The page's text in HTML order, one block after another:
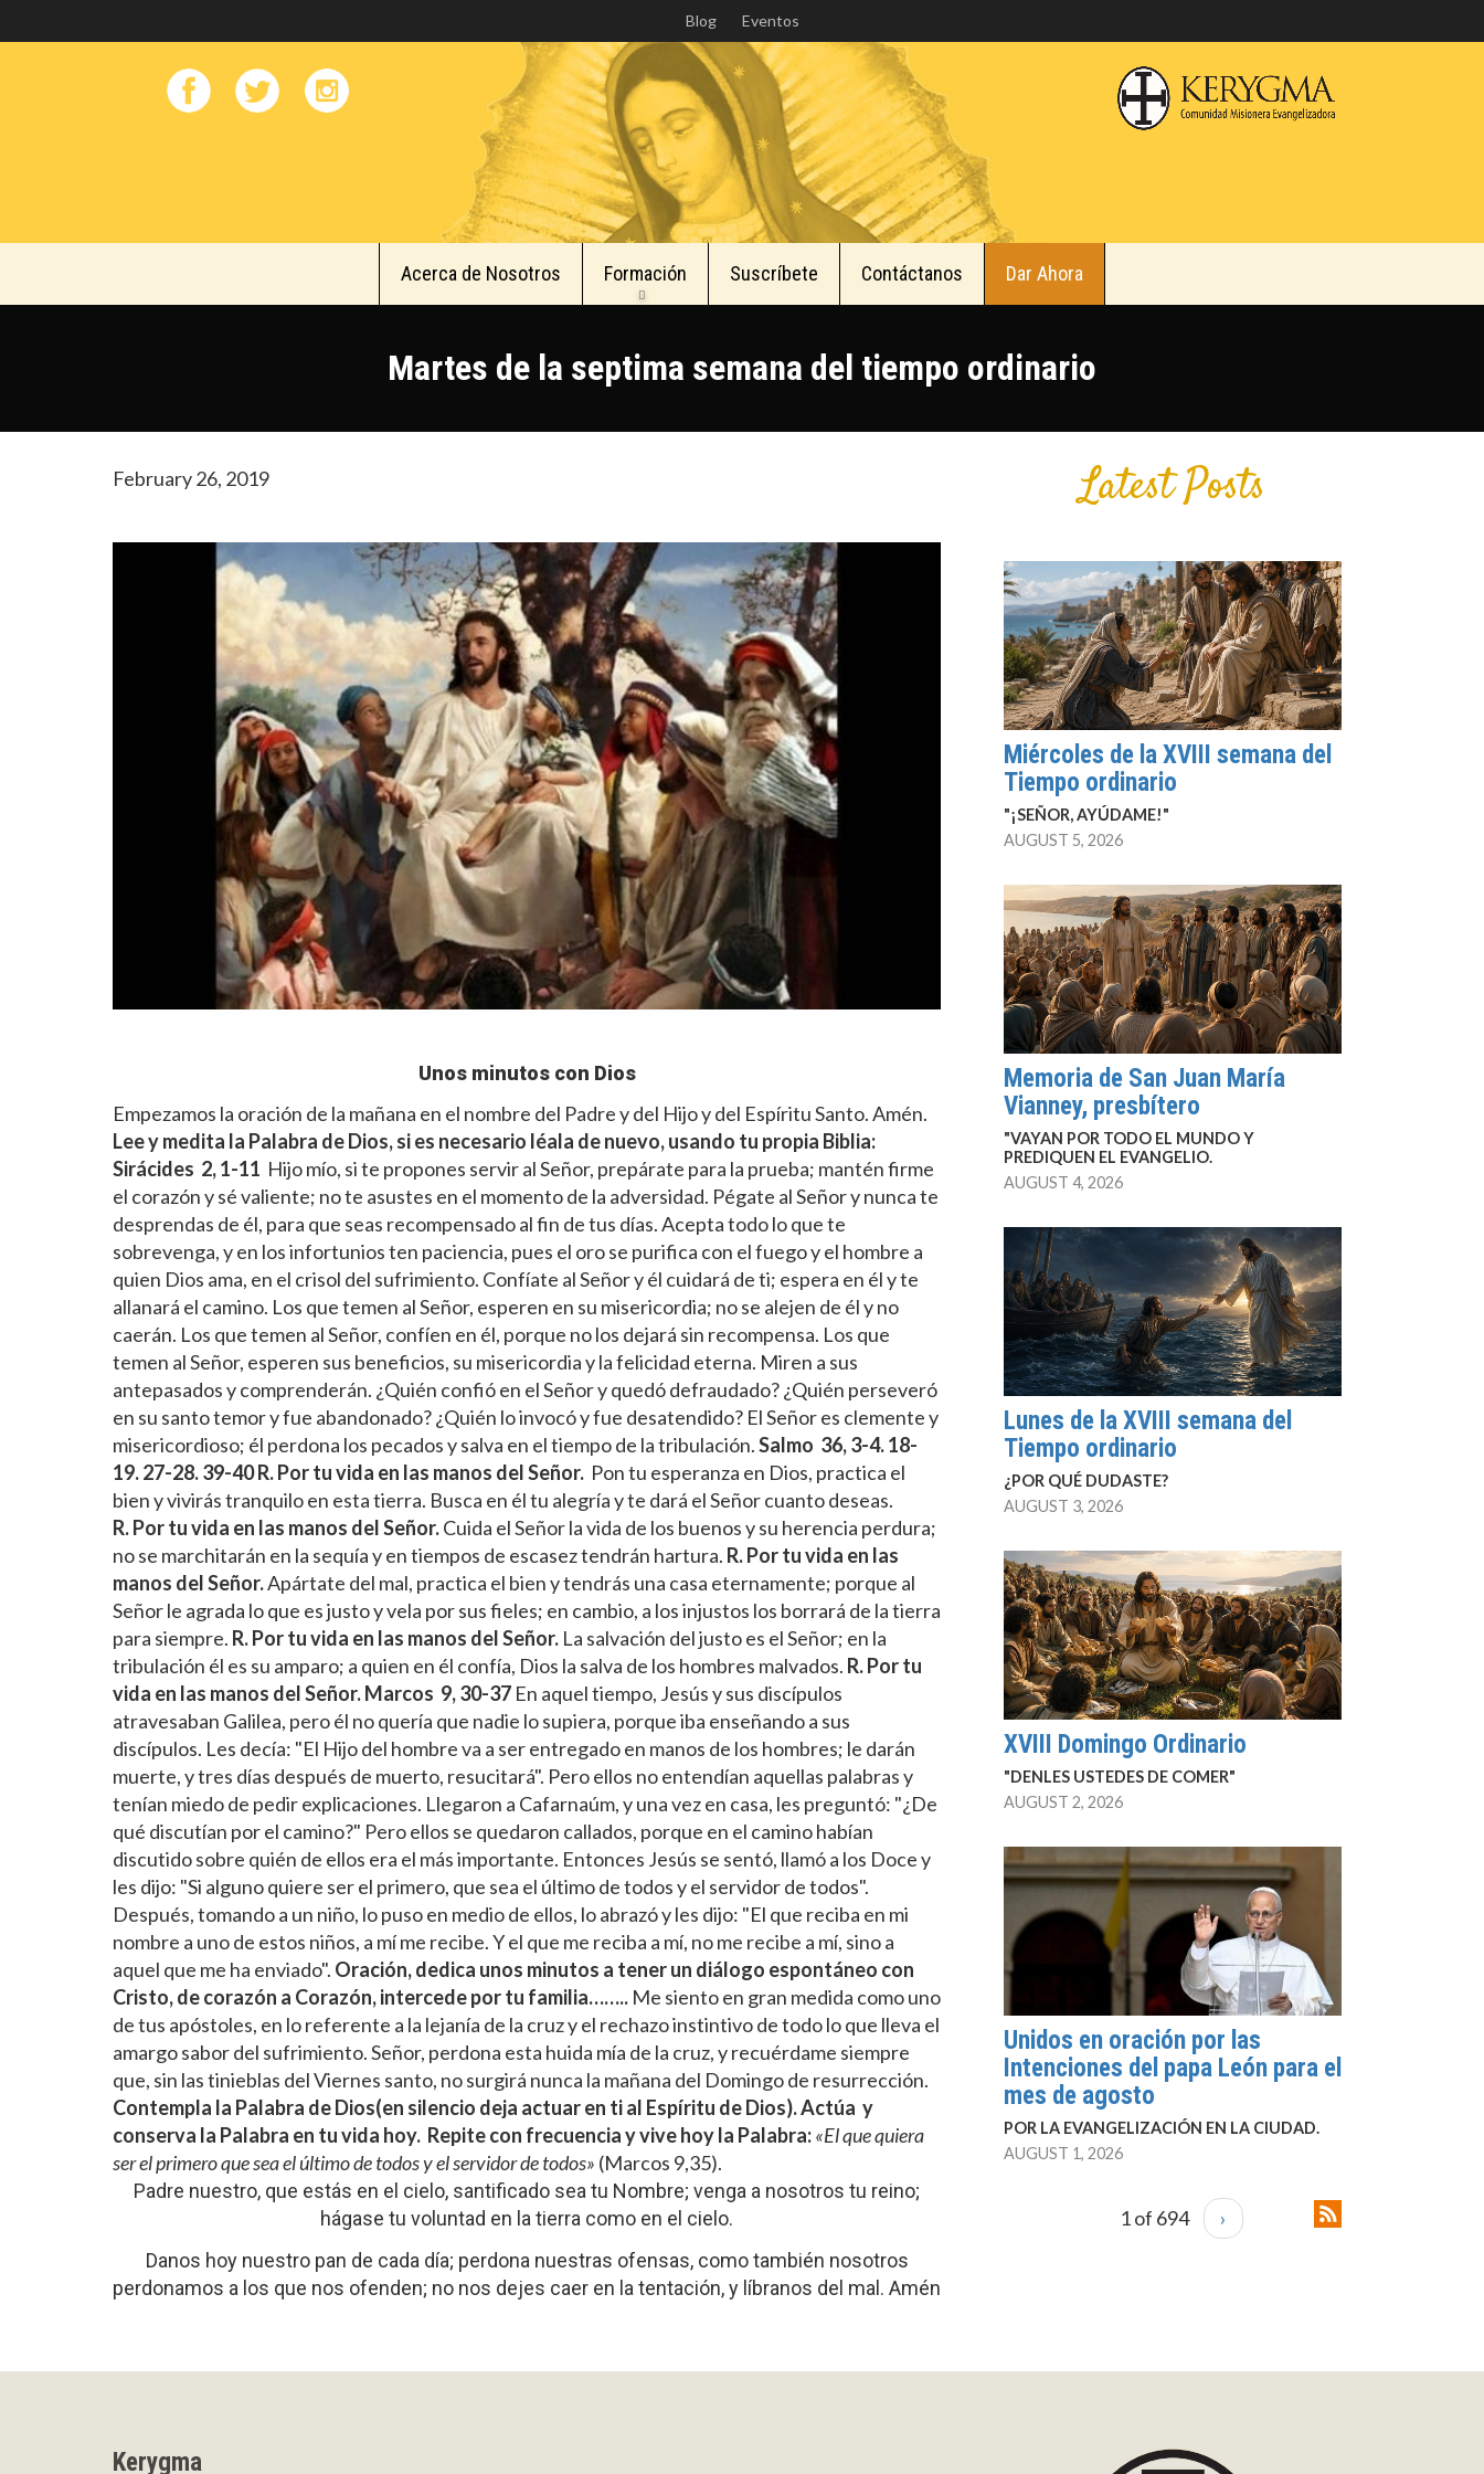
Skip
to
main
content
Blog Eventos
Acerca de Nosotros Formación Suscríbete Contáctanos Dar Ahora
Martes de la septima semana del tiempo ordinario
February 26, 2019
Unos minutos con Dios
Empezamos la oración de la mañana en el nombre del Padre y del Hijo y del Espíritu Santo. Amén.
Lee y medita la Palabra de Dios, si es necesario léala de nuevo, usando tu propia Biblia:
Sirácides 2, 1-11 Hijo mío, si te propones servir al Señor, prepárate para la prueba; mantén firme
el corazón y sé valiente; no te asustes en el momento de la adversidad. Pégate al Señor y nunca te
desprendas de él, para que seas recompensado al fin de tus días. Acepta todo lo que te
sobrevenga, y en los infortunios ten paciencia, pues el oro se purifica con el fuego y el hombre a
quien Dios ama, en el crisol del sufrimiento. Confíate al Señor y él cuidará de ti; espera en él y te
allanará el camino. Los que temen al Señor, esperen en su misericordia; no se alejen de él y no
caerán. Los que temen al Señor, confíen en él, porque no los dejará sin recompensa. Los que
temen al Señor, esperen sus beneficios, su misericordia y la felicidad eterna. Miren a sus
antepasados y comprenderán. ¿Quién confió en el Señor y quedó defraudado? ¿Quién perseveró
en su santo temor y fue abandonado? ¿Quién lo invocó y fue desatendido? El Señor es clemente y
misericordioso; él perdona los pecados y salva en el tiempo de la tribulación.Salmo 36, 3-4. 18-
19. 27-28. 39-40R. Por tu vida en las manos del Señor. Pon tu esperanza en Dios, practica el
bien y vivirás tranquilo en esta tierra. Busca en él tu alegría y te dará el Señor cuanto deseas.
R.Por tu vida en las manos del Señor.Cuida el Señor la vida de los buenos y su herencia perdura;
no se marchitarán en la sequía y en tiempos de escasez tendrán hartura. R. Por tu vida en las
manos del Señor.Apártate del mal, practica el bien y tendrás una casa eternamente; porque al
Señor le agrada lo que es justo y vela por sus fieles; en cambio, a los injustos los borrará de la tierra
para siempre. R.Por tu vida en las manos del Señor. La salvación del justo es el Señor; en la
tribulación él es su amparo; a quien en él confía, Dios la salva de los hombres malvados. R.Por tu
vida en las manos del Señor.Marcos 9, 30-37 En aquel tiempo, Jesús y sus discípulos
atravesaban Galilea, pero él no quería que nadie lo supiera, porque iba enseñando a sus
discípulos. Les decía: "El Hijo del hombre va a ser entregado en manos de los hombres; le darán
muerte, y tres días después de muerto, resucitará". Pero ellos no entendían aquellas palabras y
tenían miedo de pedir explicaciones. Llegaron a Cafarnaúm, y una vez en casa, les preguntó: "¿De
qué discutían por el camino?" Pero ellos se quedaron callados, porque en el camino habían
discutido sobre quién de ellos era el más importante. Entonces Jesús se sentó, llamó a los Doce y
les dijo: "Si alguno quiere ser el primero, que sea el último de todos y el servidor de todos".
Después, tomando a un niño, lo puso en medio de ellos, lo abrazó y les dijo: "El que reciba en mi
nombre a uno de estos niños, a mí me recibe. Y el que me reciba a mí, no me recibe a mí, sino a
aquel que me ha enviado". Oración, dedica unos minutos a tener un diálogo espontáneo con
Cristo, de corazón a Corazón, intercede por tu familia…….. Me siento en gran medida como uno
de tus apóstoles, en lo referente a la lejanía de la cruz y el rechazo instintivo de todo lo que lleva el
amargo sabor del sufrimiento. Señor, perdona esta huida mía de la cruz, y recuérdame siempre
que, sin las tinieblas del Viernes santo, no surgirá nunca la mañana del Domingo de resurrección.
Contempla la Palabra de Dios(en silencio deja actuar en ti al Espíritu de Dios). Actúa y
conserva la Palabra en tu vida hoy. Repite con frecuencia y vive hoy la Palabra:«El que quiera
ser el primero que sea el último de todos y el servidor de todos» (Marcos 9,35).
Padre nuestro, que estás en el cielo, santificado sea tu Nombre; venga a nosotros tu reino;
hágase tu voluntad en la tierra como en el cielo.
Danos hoy nuestro pan de cada día; perdona nuestras ofensas, como también nosotros
perdonamos a los que nos ofenden; no nos dejes caer en la tentación, y líbranos del mal. Amén
Latest Posts
Miércoles de la XVIII semana del
Tiempo ordinario
"¡SEÑOR, AYÚDAME!"
AUGUST 5, 2026
Memoria de San Juan María
Vianney, presbítero
"VAYAN POR TODO EL MUNDO Y
PREDIQUEN EL EVANGELIO.
AUGUST 4, 2026
Lunes de la XVIII semana del
Tiempo ordinario
¿POR QUÉ DUDASTE?
AUGUST 3, 2026
XVIII Domingo Ordinario
"DENLES USTEDES DE COMER"
AUGUST 2, 2026
Unidos en oración por las
Intenciones del papa León para el
mes de agosto
POR LA EVANGELIZACIÓN EN LA CIUDAD.
AUGUST 1, 2026
1 of 694 ›
Kerygma